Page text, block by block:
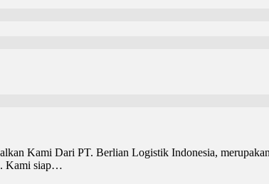
Kami Dari PT. Berlian Logistik Indonesia,
Kami siap…